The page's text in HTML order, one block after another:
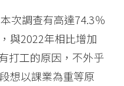
次調查有高達74.3％
與2022年相比增加
打工的原因，不外乎
想以課業為重等原